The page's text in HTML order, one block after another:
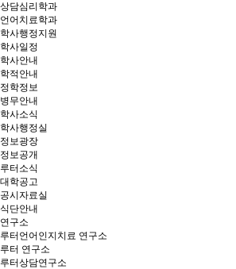
상담심리학과
언어치료학과
학사행정지원
학사일정
학사안내
학적안내
정학정보
병무안내
학사소식
학사행정실
정보광장
정보공개
루터소식
대학공고
공시자료실
식단안내
연구소
루터언어인지치료 연구소
루터 연구소
루터상담연구소